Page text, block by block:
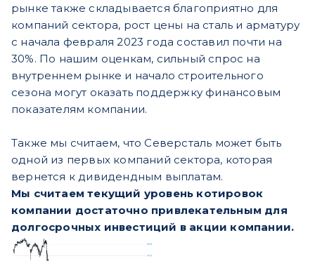
рынке также складывается благоприятно для
компаний сектора, рост цены на сталь и арматуру
с начала февраля 2023 года составил почти на
30%. По нашим оценкам, сильный спрос на
внутреннем рынке и начало строительного
сезона могут оказать поддержку финансовым
показателям компании.
Также мы считаем, что Северсталь может быть
одной из первых компаний сектора, которая
вернется к дивидендным выплатам.
Мы считаем текущий уровень котировок
компании достаточно привлекательным для
долгосрочных инвестиций в акции компании.